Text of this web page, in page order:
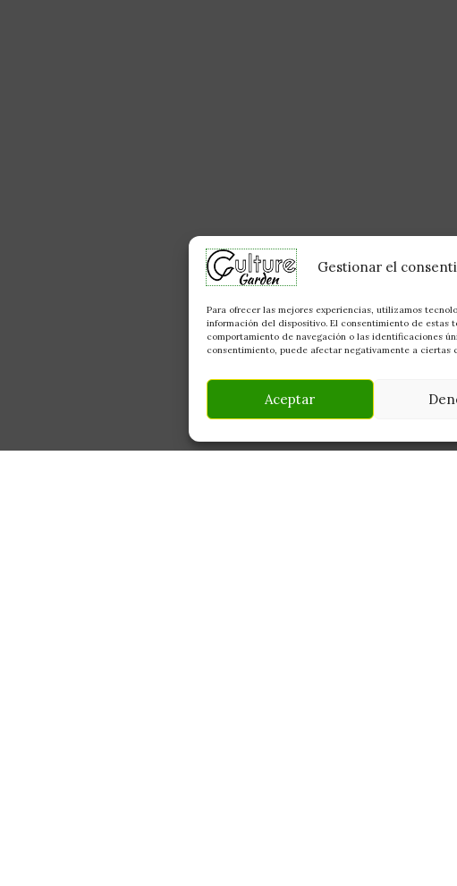
Gestionar el
Para ofrecer las mejores experiencias, utilizamos
información del dispositivo. El consentimiento de estas
comportamiento de navegación o las identificaciones
consentimiento, puede afectar negativamente a ciertas
Aceptar